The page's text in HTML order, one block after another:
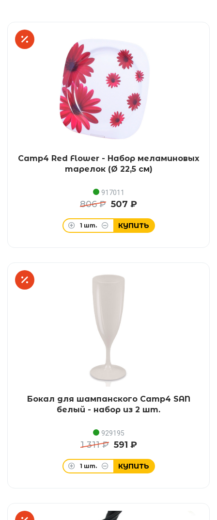
Camp4 Red Flower - Набор меламиновых
тарелок (Ø 22,5 см)
917011
806 ₽ 507 ₽
1 шт. КУПИТЬ
Бокал для шампанского Camp4 SAN
белый - набор из 2 шт.
929195
1 311 ₽ 591 ₽
1 шт. КУПИТЬ